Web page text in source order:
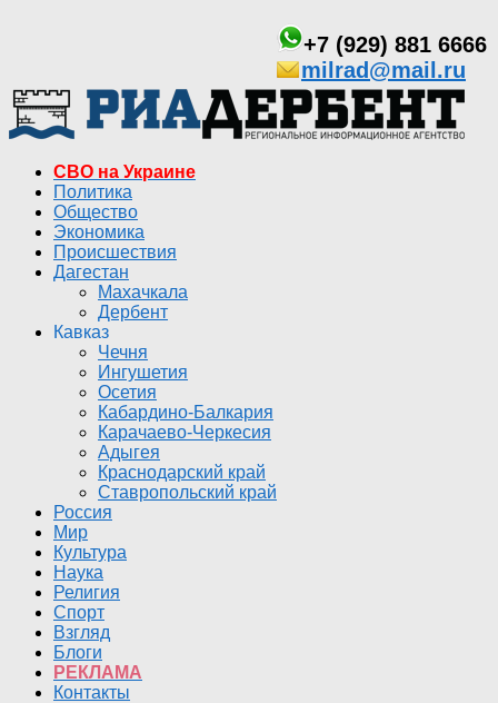
+7 (929) 881 6666
milrad@mail.ru
СВО на Украине
Политика
Общество
Экономика
Происшествия
Дагестан
Махачкала
Дербент
Кавказ
Чечня
Ингушетия
Осетия
Кабардино-Балкария
Карачаево-Черкесия
Адыгея
Краснодарский край
Ставропольский край
Россия
Мир
Культура
Наука
Религия
Спорт
Взгляд
Блоги
РЕКЛАМА
Контакты